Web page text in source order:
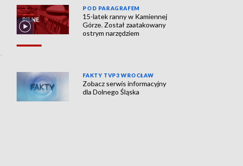
POD PARAGRAFEM
15-latek ranny w Kamiennej
Górze. Został zaatakowany
ostrym narzędziem
FAKTY TVP3 WROCŁAW
Zobacz serwis informacyjny
dla Dolnego Śląska